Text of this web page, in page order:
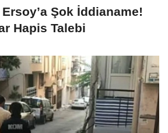
Şok İddianame!
Hapis Talebi